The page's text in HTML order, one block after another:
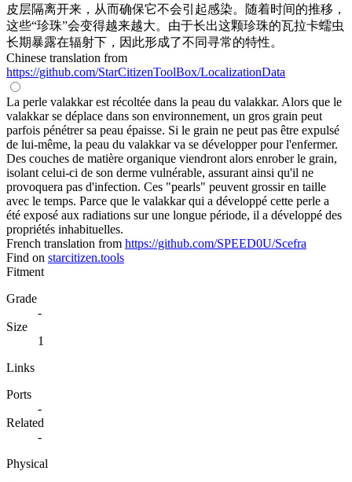
皮层隔离开来，从而确保它不会引起感染。随着时间的推移，
这些“珍珠”会变得越来越大。由于长出这颗珍珠的瓦拉卡蠕虫
长期暴露在辐射下，因此形成了不同寻常的特性。
Chinese translation from
https://github.com/StarCitizenToolBox/LocalizationData
La perle valakkar est récoltée dans la peau du valakkar. Alors que le
valakkar se déplace dans son environnement, un gros grain peut
parfois pénétrer sa peau épaisse. Si le grain ne peut pas être expulsé
de lui-même, la peau du valakkar va se développer pour l'enfermer.
Des couches de matière organique viendront alors enrober le grain,
isolant celui-ci de son derme vulnérable, assurant ainsi qu'il ne
provoquera pas d'infection. Ces "pearls" peuvent grossir en taille
avec le temps. Parce que le valakkar qui a développé cette perle a
été exposé aux radiations sur une longue période, il a développé des
propriétés inhabituelles.
French translation from https://github.com/SPEED0U/Scefra
Find on starcitizen.tools
Fitment
Grade
-
Size
1
Links
Ports
-
Related
-
Physical